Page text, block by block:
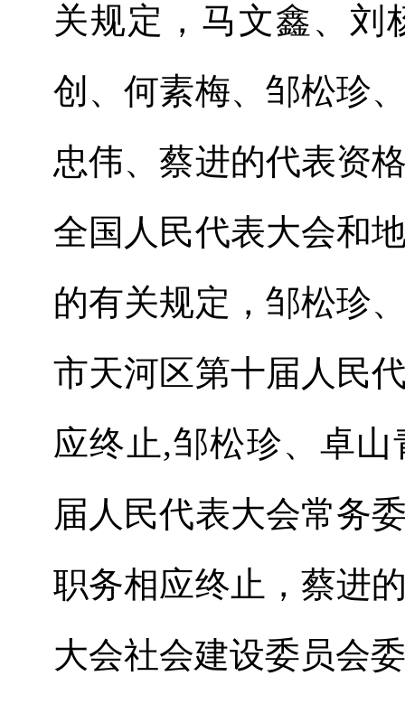
关规定， 马文鑫、刘
创、何素梅、邹松珍
忠伟、蔡进的代表资
全国人民代表大会和
的有关规定， 邹松珍
市天河区第十届人民
应终止,邹松珍、 卓山
届人民代表大会常务
职务相应终止 ， 蔡进
大会社会建设委员会